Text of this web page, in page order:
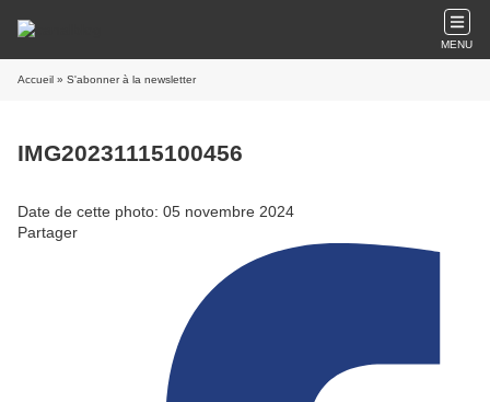
MENU
Accueil » S'abonner à la newsletter
IMG20231115100456
Date de cette photo: 05 novembre 2024
Partager